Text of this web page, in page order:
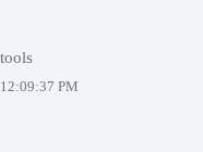
PM